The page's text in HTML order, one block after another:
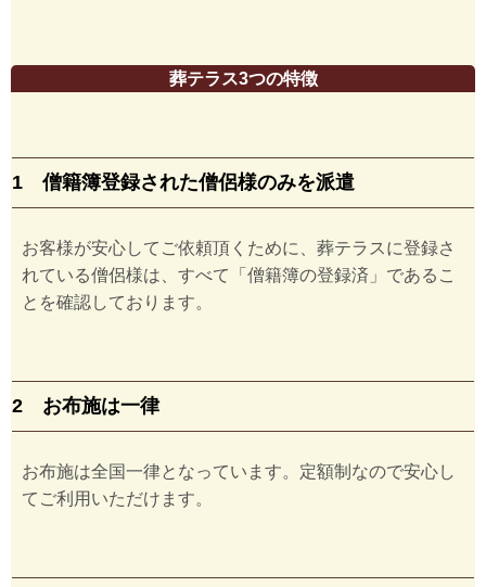
葬テラス3つの特徴
1 僧籍簿登録された僧侶様のみを派遣
お客様が安心してご依頼頂くために、葬テラスに登録さ
れている僧侶様は、すべて「僧籍簿の登録済」であるこ
とを確認しております。
2 お布施は一律
お布施は全国一律となっています。定額制なので安心し
てご利用いただけます。